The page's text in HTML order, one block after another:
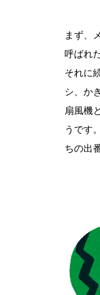
まず、
呼ばれ
それに
シ、か
扇風機
うです
ちの出